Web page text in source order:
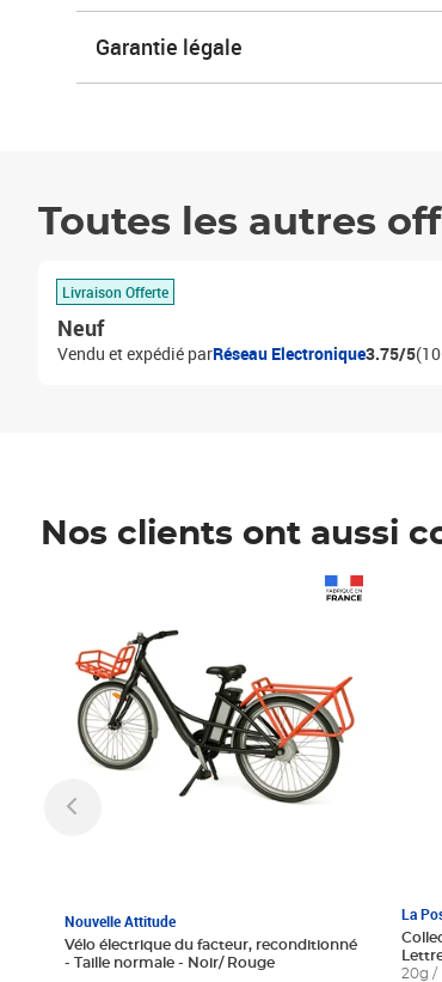
Garantie légale
Toutes les autres
Livraison Offerte
Neuf
Vendu et expédié parRéseau Electronique3.75/5
Nos clients ont aussi
Nouvelle Attitude
Vélo électrique du facteur, reconditionné
- Taille normale - Noir/ Rouge
La
20g /